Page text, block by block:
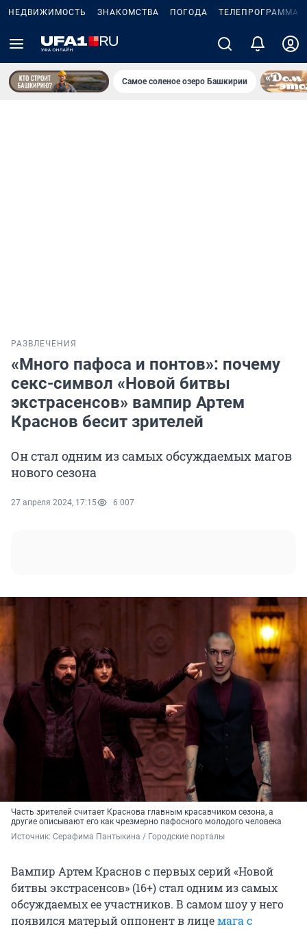
НЕДВИЖИМОСТЬ ЗНАКОМСТВА ПОГОДА ТЕЛЕПРОГРАММА
Самое соленое озеро Башкирии
РАЗВЛЕЧЕНИЯ
«Много пафоса и понтов»: почему
секс-символ «Новой битвы
экстрасенсов» вампир Артем
Краснов бесит зрителей
Он стал одним из самых обсуждаемых магов
нового сезона
27 апреля 2024, 17:15 6 007
Часть зрителей считает Краснова главным красавчиком сезона, а
другие описывают его как чрезмерно пафосного молодого человека
Источник: Серафима Пантыкина / Городские порталы
Вампир Артем Краснов с первых серий «Новой
битвы экстрасенсов» (16+) стал одним из самых
обсуждаемых ее участников. В самом шоу у него
появился матерый оппонент в лицемага с